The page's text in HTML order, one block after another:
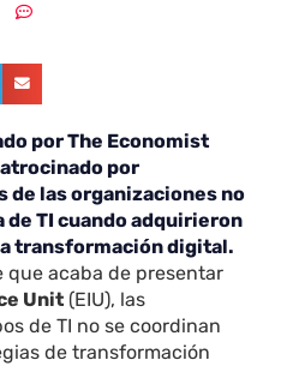
por The Economist
por
de las organizaciones no
TI cuando adquirieron
transformación digital.
que acaba de presentar
Unit (EIU), las
de TI no se coordinan
de transformación